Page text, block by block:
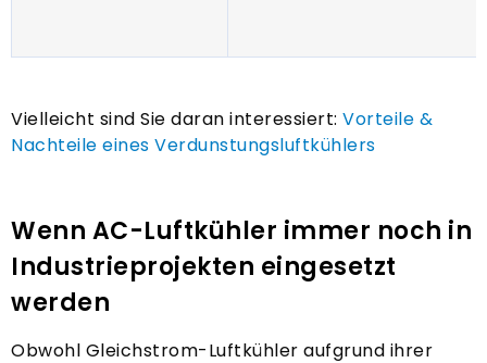
Vielleicht sind Sie daran interessiert: Vorteile &
Nachteile eines Verdunstungsluftkühlers
Wenn AC-Luftkühler immer noch in
Industrieprojekten eingesetzt
werden
Obwohl Gleichstrom-Luftkühler aufgrund ihrer